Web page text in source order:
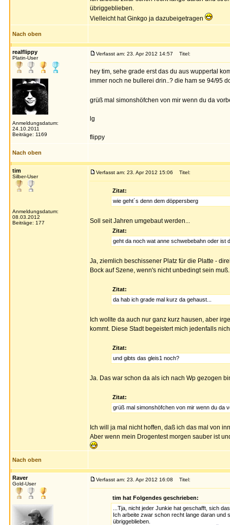
übriggeblieben.
Vielleicht hat Ginkgo ja dazubeigetragen
Nach oben
realflippy
Platin-User
Anmeldungsdatum:
24.10.2011
Beiträge: 1169
Verfasst am: 23. Apr 2012 14:57 Titel:
hey tim, sehe grade erst das du aus wuppertal
immer noch ne bullerei drin..? die ham se 94/95
grüß mal simonshöfchen von mir wenn du da
lg
flippy
Nach oben
tim
Silber-User
Anmeldungsdatum:
08.03.2012
Beiträge: 177
Verfasst am: 23. Apr 2012 15:06 Titel:
Zitat:
wie geht´s denn dem döppersberg
Soll seit Jahren umgebaut werden...
Zitat:
geht da noch wat anne schwebebahn oder ist
Ja, ziemlich beschissener Platz für die Platte -
Bock auf Szene, wenn's nicht unbedingt sein
Zitat:
da hab ich grade mal kurz da gehaust...
Ich wollte da auch nur ganz kurz hausen, aber
kommt. Diese Stadt begeistert mich jedenfalls
Zitat:
und gibts das gleis1 noch?
Ja. Das war schon da als ich nach Wp gezogen
Zitat:
grüß mal simonshöfchen von mir wenn du da
Ich will ja mal nicht hoffen, daß ich das mal von
Aber wenn mein Drogentest morgen sauber ist
Nach oben
Raver
Gold-User
Verfasst am: 23. Apr 2012 16:08 Titel:
tim hat Folgendes geschrieben:
...Tja, nicht jeder Junkie hat geschafft, sich
Ich arbeite zwar schon recht lange daran und
übriggeblieben.